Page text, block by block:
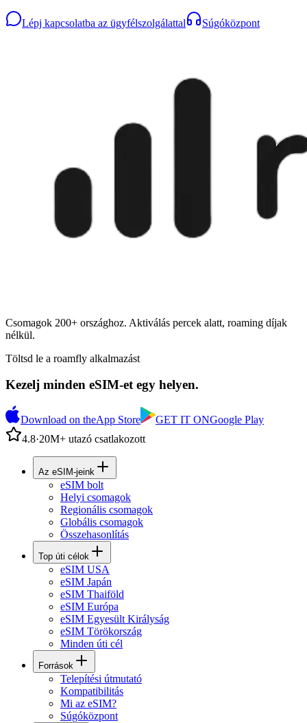
Lépj kapcsolatba az ügyfélszolgálattal Súgóközpont
Csomagok 200+ országhoz. Aktiválás percek alatt, roaming díjak
nélkül.
Töltsd le a roamfly alkalmazást
Kezelj minden eSIM-et egy helyen.
Download on theApp Store GET IT ONGoogle Play
4.8·20M+ utazó csatlakozott
Az eSIM-jeink
eSIM bolt
Helyi csomagok
Regionális csomagok
Globális csomagok
Összehasonlítás
Top úti célok
eSIM USA
eSIM Japán
eSIM Thaiföld
eSIM Európa
eSIM Egyesült Királyság
eSIM Törökország
Minden úti cél
Források
Telepítési útmutató
Kompatibilitás
Mi az eSIM?
Súgóközpont